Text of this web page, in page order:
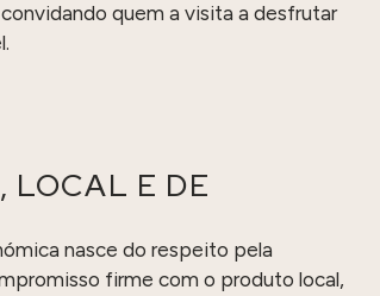
quem a visita a desfrutar
LOCAL E DE
nasce do respeito pela
firme com o produto local,